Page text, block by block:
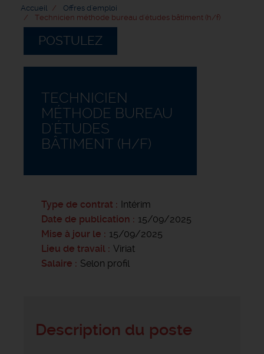
Accueil
Offres d'emploi
Technicien méthode bureau d'études bâtiment (h/f)
POSTULEZ
TECHNICIEN
MÉTHODE BUREAU
D'ÉTUDES
BÂTIMENT (H/F)
Type de contrat
Intérim
Date de publication
15/09/2025
Mise à jour le
15/09/2025
Lieu de travail
Viriat
Salaire
Selon profil
Description du poste